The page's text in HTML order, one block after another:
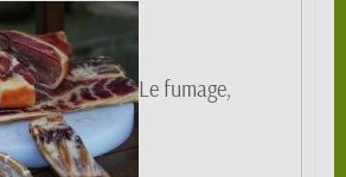
Le fumage,